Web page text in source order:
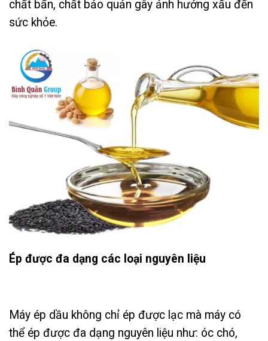
chất bẩn, chất bảo quản gây ảnh hưởng xấu đến
sức khỏe.
Ép được đa dạng các loại nguyên liệu
Máy ép dầu không chỉ ép được lạc mà máy có
thể ép được đa dạng nguyên liệu như: óc chó,